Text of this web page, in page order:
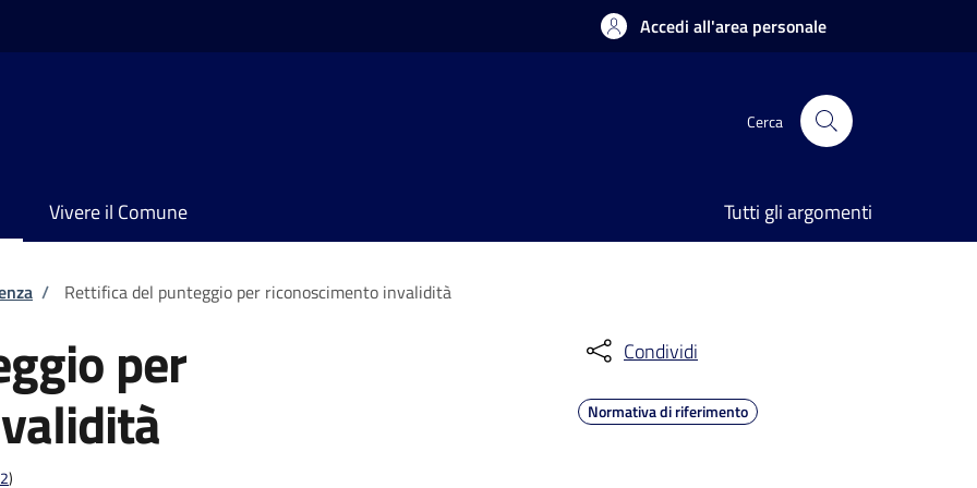
Accedi all'area personale
Cerca
Vivere il Comune Tutti gli argomenti
/ Rettifica del punteggio per riconoscimento invalidità
per
)
Condividi
Normativa di riferimento